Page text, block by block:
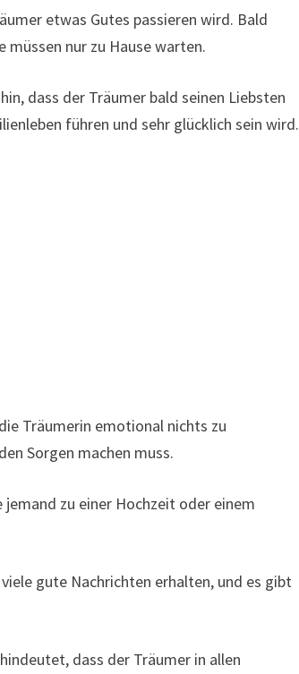
etwas Gutes passieren wird. Bald
nur zu Hause warten.
dass der Träumer bald seinen Liebsten
führen und sehr glücklich sein wird.
Träumerin emotional nichts zu
Sorgen machen muss.
zu einer Hochzeit oder einem
gute Nachrichten erhalten, und es gibt
dass der Träumer in allen